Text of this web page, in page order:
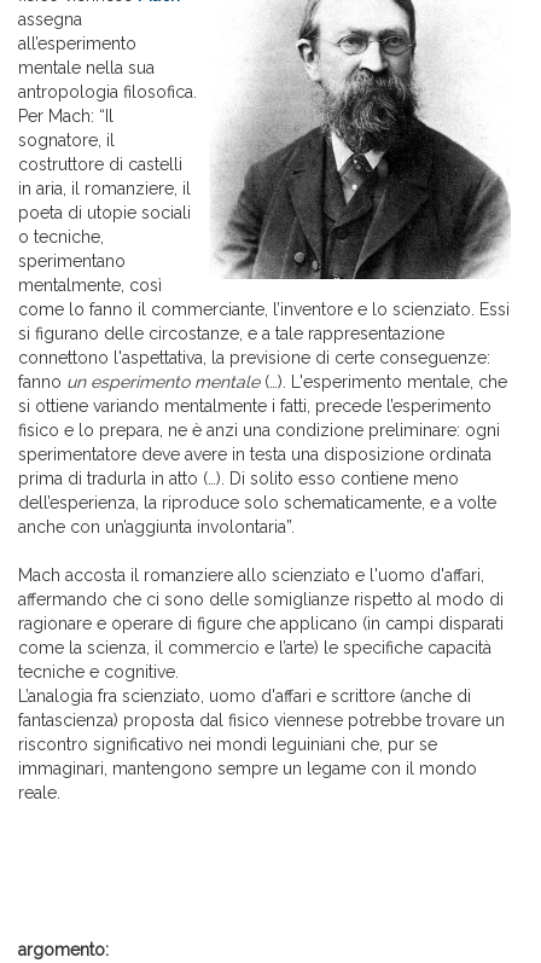
assegna
all’esperimento
mentale nella sua
antropologia filosofica.
Per Mach: “Il
sognatore, il
costruttore di castelli
in aria, il romanziere, il
poeta di utopie sociali
o tecniche,
sperimentano
mentalmente, così
come lo fanno il commerciante, l’inventore e lo scienziato. Essi
si figurano delle circostanze, e a tale rappresentazione
connettono l'aspettativa, la previsione di certe conseguenze:
fanno un esperimento mentale(…). L'esperimento mentale, che
si ottiene variando mentalmente i fatti, precede l’esperimento
fisico e lo prepara, ne è anzi una condizione preliminare: ogni
sperimentatore deve avere in testa una disposizione ordinata
prima di tradurla in atto (…). Di solito esso contiene meno
dell’esperienza, la riproduce solo schematicamente, e a volte
anche con un’aggiunta involontaria”.
Mach accosta il romanziere allo scienziato e l'uomo d'affari,
affermando che ci sono delle somiglianze rispetto al modo di
ragionare e operare di figure che applicano (in campi disparati
come la scienza, il commercio e l’arte) le specifiche capacità
tecniche e cognitive.
L’analogia fra scienziato, uomo d'affari e scrittore (anche di
fantascienza) proposta dal fisico viennese potrebbe trovare un
riscontro significativo nei mondi leguiniani che, pur se
immaginari, mantengono sempre un legame con il mondo
reale.
argomento: